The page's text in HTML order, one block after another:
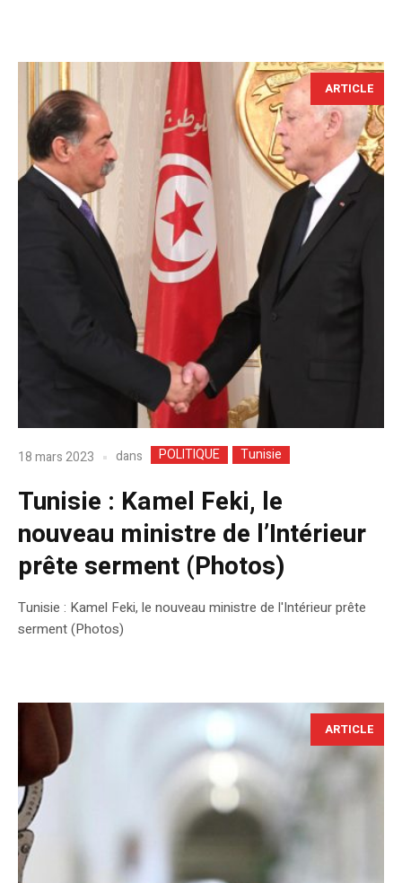
ARTICLE
18 mars 2023 dans POLITIQUE Tunisie
Tunisie : Kamel Feki, le
nouveau ministre de l’Intérieur
prête serment (Photos)
Tunisie : Kamel Feki, le nouveau ministre de l'Intérieur prête
serment (Photos)
ARTICLE